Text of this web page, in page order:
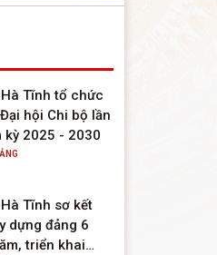
Tĩnh tổ chức
hội Chi bộ lần
kỳ 2025 - 2030
Tĩnh sơ kết
dựng đảng 6
triển khai